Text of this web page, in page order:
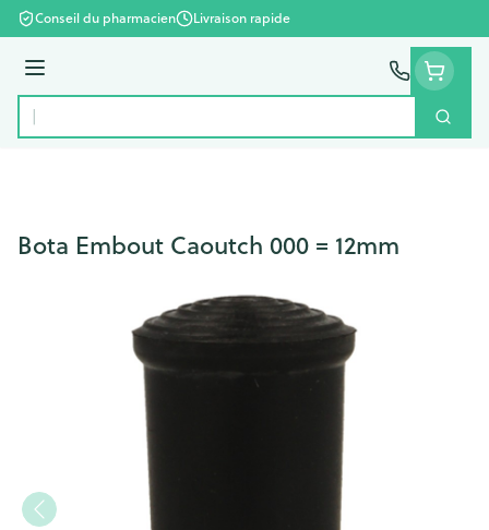
Aller au contenu
Conseil du pharmacien Livraison rapide
Menu
Rechercher
Bota Embout Caoutch 000 = 12mm